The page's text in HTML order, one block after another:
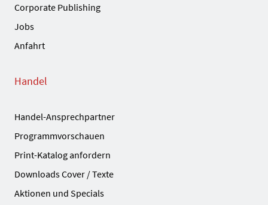
Corporate Publishing
Jobs
Anfahrt
Handel
Handel-Ansprechpartner
Programmvorschauen
Print-Katalog anfordern
Downloads Cover / Texte
Aktionen und Specials